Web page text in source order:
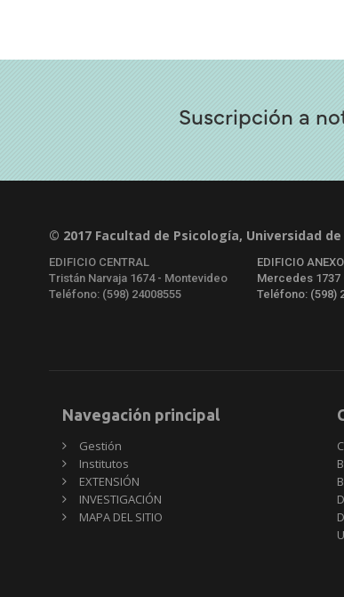
Suscripción a
© 2017 Facultad de Psicología, Universidad
EDIFICIO CENTRAL
Tristán Narvaja 1674 - Montevideo
Teléfono: (598) 24008555
EDIFICIO ANEXO
Mercedes
Teléfono: (598)
Navegación principal
Gestión
Institutos
EXTENSIÓN
INVESTIGACIÓN
MAPA DEL SITIO